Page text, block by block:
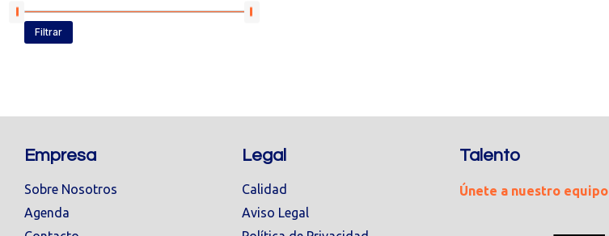
Filtrar
Empresa
Sobre Nosotros
Agenda
Legal
Calidad
Aviso Legal
Talento
Únete a nuestro equipo